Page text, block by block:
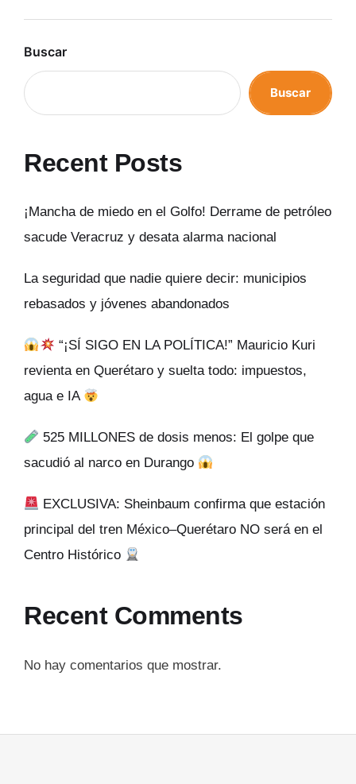
Buscar
Buscar
Recent Posts
¡Mancha de miedo en el Golfo! Derrame de petróleo
sacude Veracruz y desata alarma nacional
La seguridad que nadie quiere decir: municipios
rebasados y jóvenes abandonados
“¡SÍ SIGO EN LA POLÍTICA!” Mauricio Kuri
revienta en Querétaro y suelta todo: impuestos,
agua e IA
525 MILLONES de dosis menos: El golpe que
sacudió al narco en Durango
EXCLUSIVA: Sheinbaum confirma que estación
principal del tren México–Querétaro NO será en el
Centro Histórico
Recent Comments
No hay comentarios que mostrar.